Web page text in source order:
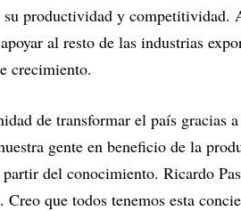
su productividad y competitividad.
al resto de las industrias
crecimiento.
de transformar el país gracias
gente en beneficio de la
partir del conocimiento. Ricardo
. Creo que todos tenemos esta